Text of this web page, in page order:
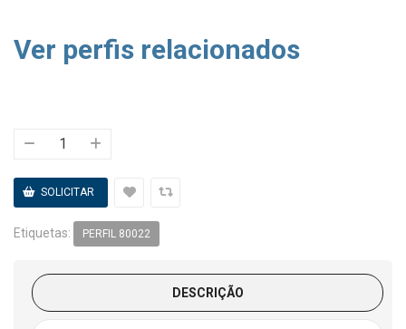
Ver perfis relacionados
Etiquetas: PERFIL 80022
DESCRIÇÃO